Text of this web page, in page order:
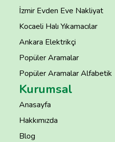
İzmir Evden Eve Nakliyat
Kocaeli Halı Yıkamacılar
Ankara Elektrikçi
Popüler Aramalar
Popüler Aramalar Alfabetik
Kurumsal
Anasayfa
Hakkımızda
Blog